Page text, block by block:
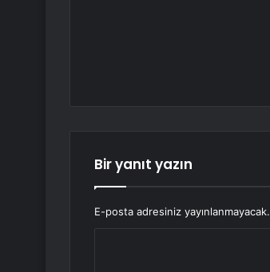
Bir yanıt yazın
E-posta adresiniz yayınlanmayacak.